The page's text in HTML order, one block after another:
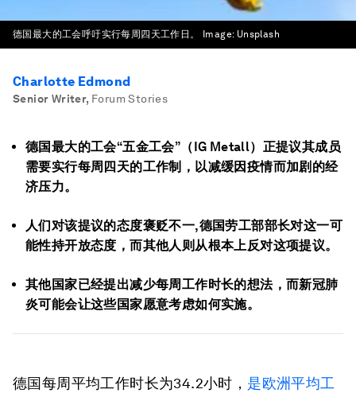
德国最大的工会呼吁实行每周四天工作日。 Image: Unsplash
Charlotte Edmond
Senior Writer, Forum Stories
德国最大的工会“五金工会”（IG Metall）正提议其成员
需要实行每周四天的工作制，以减缓因疫情而加剧的经
济压力。
人们对该提议的态度褒贬不一,德国劳工部部长对这一可
能性持开放态度，而其他人则从根本上反对这项提议。
其他国家已经提出减少每周工作时长的想法，而新冠肺
炎可能会让这些国家愿意考虑如何实施。
德国每周平均工作时长为34.2小时， 是欧洲平均工